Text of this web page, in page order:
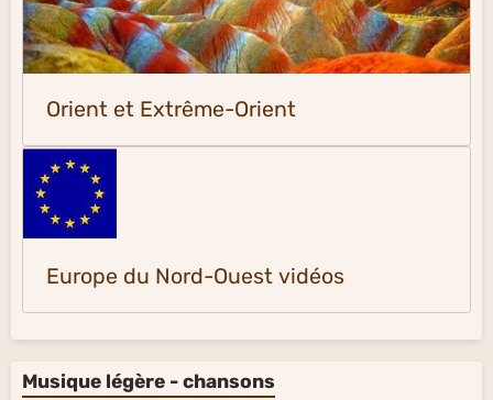
Orient et Extrême-Orient
Europe du Nord-Ouest vidéos
Musique légère - chansons